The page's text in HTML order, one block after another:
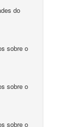
do
sobre o
sobre o
sobre o